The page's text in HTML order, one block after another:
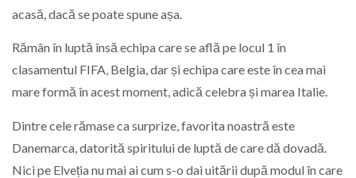
acasă, dacă se poate spune așa.
Rămân în luptă însă echipa care se află pe locul 1 în
clasamentul FIFA, Belgia, dar și echipa care este în cea mai
mare formă în acest moment, adică celebra și marea Italie.
Dintre cele rămase ca surprize, favorita noastră este
Danemarca, datorită spiritului de luptă de care dă dovadă.
Nici pe Elveția nu mai ai cum s-o dai uitării după modul în care